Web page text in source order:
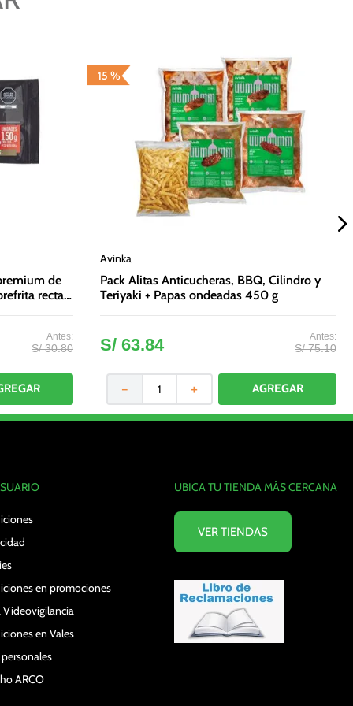
de
recta
S/ 30.80
15 %
Avinka
Pack Alitas Anticucheras, BBQ, Cilindro y
Teriyaki + Papas ondeadas 450 g
S/ 75.10
S/ 63.84
＋
－
en promociones
en Vales
ARCO
UBICA TU TIENDA MÁS CERCANA
VER TIENDAS